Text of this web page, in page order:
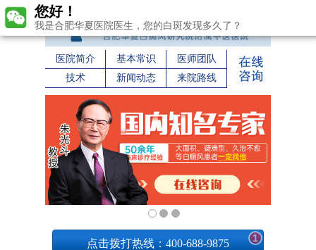
医院简介 基本常识
医师团队
技术
新闻动态 来院路线
点击拨打热线：400-688-9875 1
您好！
我是合肥华夏医院医生，您的白斑发现多久了？